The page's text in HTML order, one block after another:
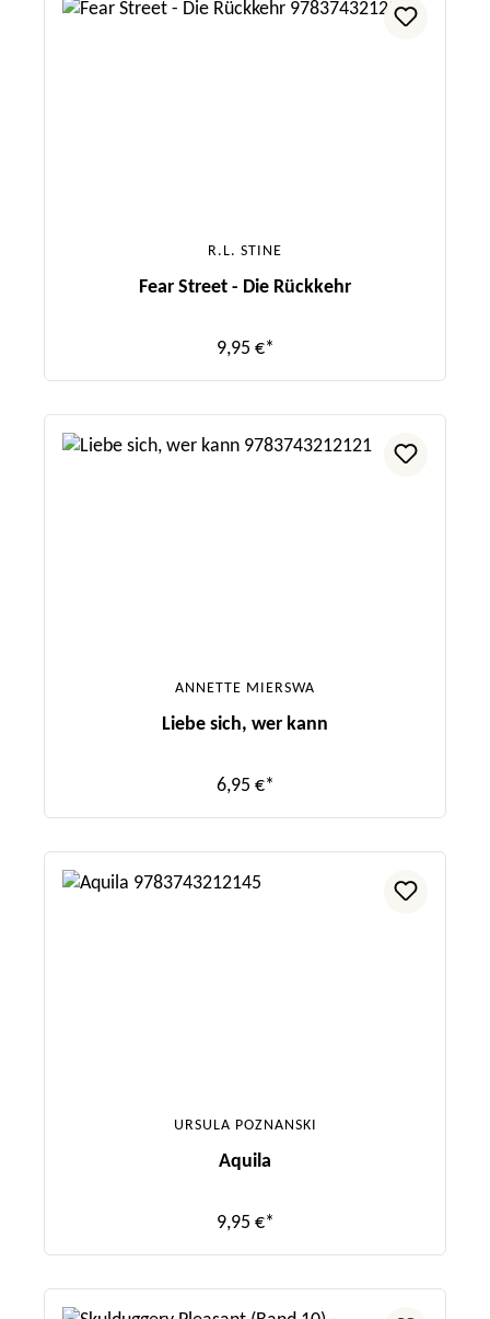
R.L. STINE
Fear Street - Die Rückkehr
9,95 €*
ANNETTE MIERSWA
Liebe sich, wer kann
6,95 €*
URSULA POZNANSKI
Aquila
9,95 €*